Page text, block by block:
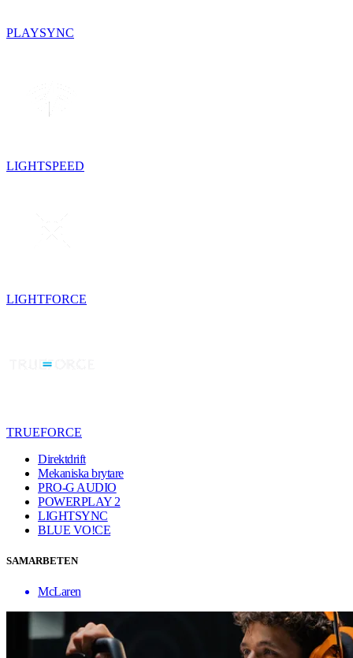
PLAYSYNC
LIGHTSPEED
LIGHTFORCE
TRUEFORCE
Direktdrift
Mekaniska brytare
PRO-G AUDIO
POWERPLAY 2
LIGHTSYNC
BLUE VO!CE
SAMARBETEN
McLaren